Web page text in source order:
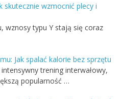
skutecznie wzmocnić plecy i
wznosy typu Y stają się coraz
Jak spalać kalorie bez sprzętu
trening interwałowy,
popularność …